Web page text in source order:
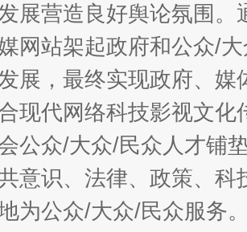
展营造良好舆论氛围
网站架起政府和公众/
展，最终实现政府、
现代网络科技影视文
公众/大众/民众人才铺
意识、法律、政策、
为公众/大众/民众服务